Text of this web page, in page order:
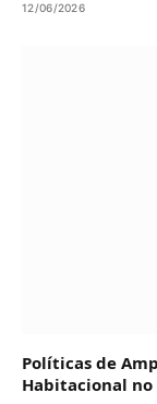
12/06/2026
Políticas de
Habitacional no